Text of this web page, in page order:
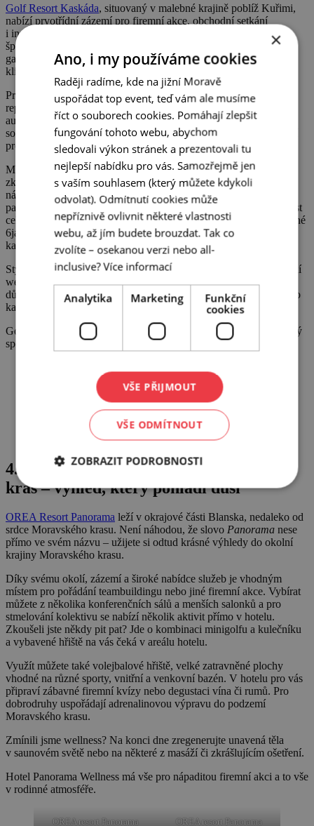
Golf Resort Kaskáda, situovaný v malebné krajině poblíž Kuřimi,
nabízí prvotřídní zázemí pro firemní akce, obchodní setkání
i individuální odpočinek – jen pár minut jízdy od Brna. Spojení
špičkového golfového areálu, elegantního ubytování, výborné
gastronomie a wellness služeb tvoří ideální prostředí pro náročnou
klientelu.
Pro konferenční či společenské akce je Vám k dispozici
reprezentativní hlavní sál s přirozeným denním světlem,
audiovizuální technikou a přímým vstupem na terasu. Pro
soukromější jednání nebo oslavy slouží dva menší salonky, ideální
pro komornější atmosféru a osobní přístup.
Milovníky golfu osloví 27jamkové mistrovské hřiště, určené
zkušenějším hráčům, které se rozprostírá v členité krajině s
nádhernými výhledy. A právě při hře se otevírá jedinečný
panoramatický výhled přímo z greenu, který podtrhuje výjimečnost
celého areálu. Začátečníkům a rekreačním hráčům je určeno veřejné
6jamkové hřiště a krytý driving range, který umožňuje trénink za
každého počasí.
Stylové ubytování s výhledem na greeny a okolní přírodu, moderní
wellness centrum s bazénem, vířivkou a masážemi a restaurace s
důrazem na kvalitní českou kuchyni zajišťují komfortní zázemí pro
každého hosta.
Golf Resort Kaskáda je místem, kde se byznys, relaxace i špičkový
sport spojují v nezapomenutelný zážitek.
Kaskáda golf resort
Kaskáda golf resort
Kaskáda golf resort
4. OREA Resort Panorama Moravský
kras – výhled, který pohladí duši
OREA Resort Panorama leží v okrajové části Blanska, nedaleko od
srdce Moravského krasu. Není náhodou, že slovo Panorama nese
přímo ve svém názvu – užijete si odtud krásné výhledy do okolní
krajiny Moravského krasu.
Díky svému okolí, zázemí a široké nabídce služeb je vhodným
místem pro pořádání teambuildingu nebo jiné firemní akce. Vybírat
můžete z několika konferenčních sálů a menších salonků a pro
stmelování kolektivu se nabízí několik aktivit přímo v hotelu.
Zkoušeli jste někdy pit pat? Jde o kombinaci minigolfu a kulečníku
a vybavené hřiště na vás čeká v areálu hotelu.
Využít můžete také volejbalové hřiště, velké zatravněné plochy
vhodné na různé sporty, vnitřní a venkovní bazén. V hotelu pro vás
připraví zábavné firemní kvízy nebo degustaci vína či rumů. Pro
dobrodruhy uspořádají adrenalinovou výpravu do podzemí
Moravského krasu.
Zmínili jsme wellness? Na konci dne zregenerujte unavená těla
v saunovém světě nebo na některé z masáží či zkrášlujícím ošetření.
Hotel Panorama Wellness má vše pro nápaditou firemní akci a to vše
v rodinné atmosféře.
OREA resort Panorama OREA resort Panorama
×
Ano, i my používáme cookies
Raději radíme, kde na jižní Moravě
uspořádat top event, teď vám ale musíme
říct o souborech cookies. Pomáhají zlepšit
fungování tohoto webu, abychom
sledovali výkon stránek a prezentovali tu
nejlepší nabídku pro vás. Samozřejmě jen
s vaším souhlasem (který můžete kdykoli
odvolat). Odmítnutí cookies může
nepříznivě ovlivnit některé vlastnosti
webu, až jím budete brouzdat. Tak co
zvolíte – osekanou verzi nebo all-
inclusive? Více informací
Analytika Marketing
Funkční
cookies
VŠE PŘIJMOUT
VŠE ODMÍTNOUT
ZOBRAZIT PODROBNOSTI